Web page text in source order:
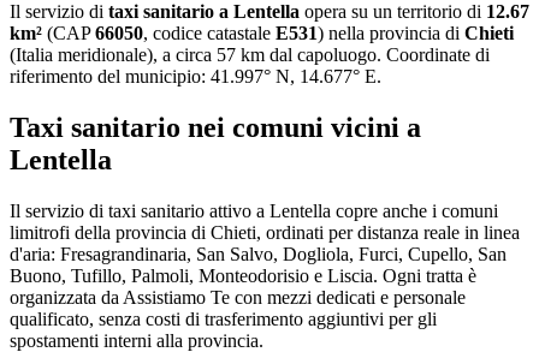
Il servizio di taxi sanitario a Lentella opera su un territorio di 12.67
km² (CAP66050, codice catastale E531) nella provincia di Chieti
(Italia meridionale), a circa 57 km dal capoluogo. Coordinate di
riferimento del municipio: 41.997° N, 14.677° E.
Taxi sanitario nei comuni vicini a
Lentella
Il servizio di taxi sanitario attivo a Lentella copre anche i comuni
limitrofi della provincia di Chieti, ordinati per distanza reale in linea
d'aria: Fresagrandinaria, San Salvo, Dogliola, Furci, Cupello, San
Buono, Tufillo, Palmoli, Monteodorisio e Liscia. Ogni tratta è
organizzata da Assistiamo Te con mezzi dedicati e personale
qualificato, senza costi di trasferimento aggiuntivi per gli
spostamenti interni alla provincia.